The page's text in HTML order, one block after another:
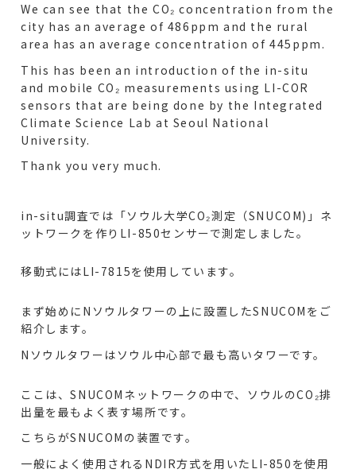
We can see that the CO₂ concentration from the
city has an average of 486ppm and the rural
area has an average concentration of 445ppm.
This has been an introduction of the in-situ
and mobile CO₂ measurements using LI-COR
sensors that are being done by the Integrated
Climate Science Lab at Seoul National
University.
Thank you very much.
in-situ調査では「ソウル大学CO₂測定（SNUCOM)」ネ
ットワークを作りLI-850センサーで測定しました。
移動式にはLI-7815を使用しています。
まず始めにNソウルタワーの上に設置したSNUCOMをご
紹介します。
Nソウルタワーはソウル中心部で最も高いタワーです。
ここは、SNUCOMネットワークの中で、ソウルのCO₂排
出量を最もよく表す場所です。
こちらがSNUCOMの装置です。
一般によく使用されるNDIR方式を用いたLI-850を使用